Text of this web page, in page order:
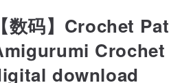
【数码】Crochet
download